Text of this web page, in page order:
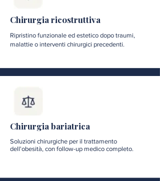
Chirurgia ricostruttiva
Ripristino funzionale ed estetico dopo traumi,
malattie o interventi chirurgici precedenti.
Chirurgia bariatrica
Soluzioni chirurgiche per il trattamento
dell'obesità, con follow-up medico completo.